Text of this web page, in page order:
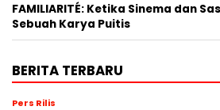
FAMILIARITÉ: Ketika Sinema dan
Sebuah Karya Puitis
BERITA TERBARU
Pers Rilis